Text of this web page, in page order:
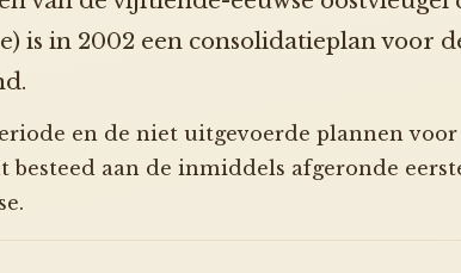
is in 2002 een consolidatieplan voor
en de niet uitgevoerde plannen voor
aan de inmiddels afgeronde